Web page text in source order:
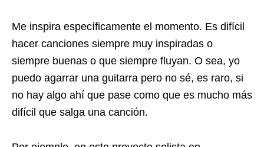
Me inspira específicamente el momento. Es difícil
hacer canciones siempre muy inspiradas o
siempre buenas o que siempre fluyan. O sea, yo
puedo agarrar una guitarra pero no sé, es raro, si
no hay algo ahí que pase como que es mucho más
difícil que salga una canción.